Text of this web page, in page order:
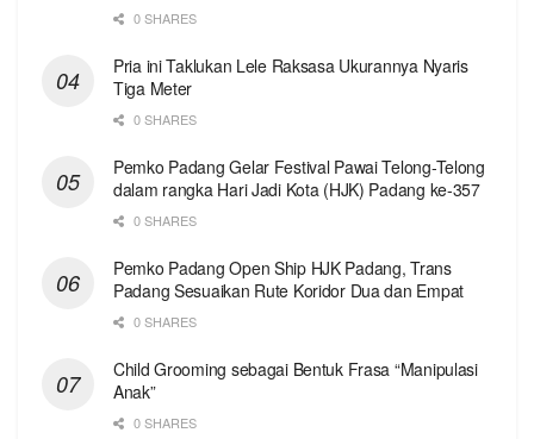
0 SHARES
Pria ini Taklukan Lele Raksasa Ukurannya Nyaris
Tiga Meter
0 SHARES
Pemko Padang Gelar Festival Pawai Telong-Telong
dalam rangka Hari Jadi Kota (HJK) Padang ke-357
0 SHARES
Pemko Padang Open Ship HJK Padang, Trans
Padang Sesuaikan Rute Koridor Dua dan Empat
0 SHARES
Child Grooming sebagai Bentuk Frasa “Manipulasi
Anak”
0 SHARES